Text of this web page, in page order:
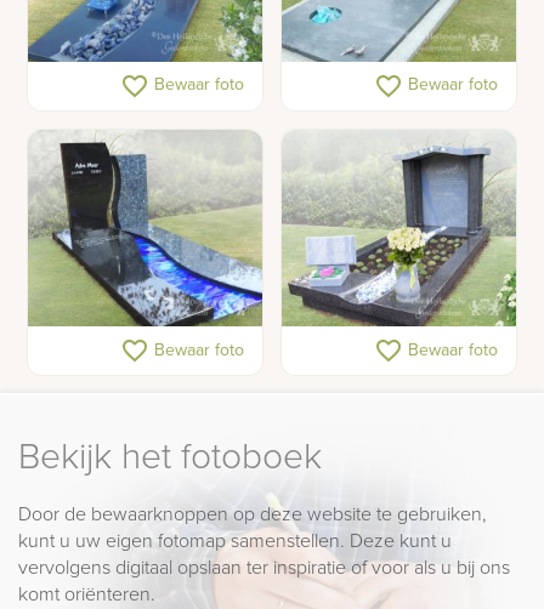
Modern gedenkteken
met glazen decoraties
favorite_border Bewaar foto
Grafsteen bronzen
beeldje vogeltjes
favorite_border Bewaar foto
Gedenksteen met glazen
favorite_border Bewaar foto
Tempel grafsteen
natuursteen
favorite_border Bewaar foto
Bekijk het fotoboek
Door de bewaarknoppen op deze website te gebruiken,
kunt u uw eigen fotomap samenstellen. Deze kunt u
vervolgens digitaal opslaan ter inspiratie of voor als u bij ons
komt oriënteren.